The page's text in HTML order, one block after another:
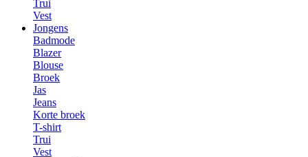
Trui
Vest
Jongens
Badmode
Blazer
Blouse
Broek
Jas
Jeans
Korte broek
T-shirt
Trui
Vest